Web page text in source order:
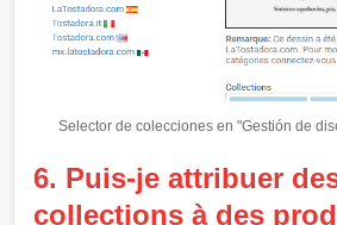
Selector de colecciones en "Gestión de
6. Puis-je attribuer
collections à des